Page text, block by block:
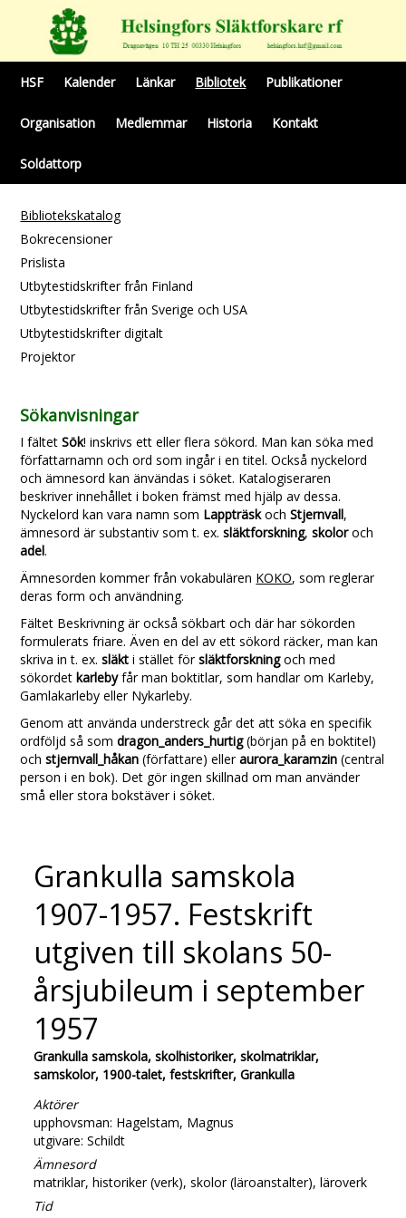
HSF Kalender Länkar Bibliotek Publikationer
Organisation Medlemmar Historia Kontakt
Soldattorp
Bibliotekskatalog
Bokrecensioner
Prislista
Utbytestidskrifter från Finland
Utbytestidskrifter från Sverige och USA
Utbytestidskrifter digitalt
Projektor
Sökanvisningar
I fältetSök! inskrivs ett eller flera sökord. Man kan söka med
författarnamn och ord som ingår i en titel. Också nyckelord
och ämnesord kan änvändas i söket. Katalogiseraren
beskriver innehållet i boken främst med hjälp av dessa.
Nyckelord kan vara namn som LappträskochStjernvall,
ämnesord är substantiv som t. ex.släktforskning,skoloroch
adel.
Ämnesorden kommer från vokabulären KOKO, som reglerar
deras form och användning.
Fältet Beskrivning är också sökbart och där har sökorden
formulerats friare. Även en del av ett sökord räcker, man kan
skriva in t. ex.släkti stället försläktforskningoch med
sökordetkarlebyfår man boktitlar, som handlar om Karleby,
Gamlakarleby eller Nykarleby.
Genom att använda understreck går det att söka en specifik
ordföljd så somdragon_anders_hurtig(början på en boktitel)
ochstjernvall_håkan (författare) elleraurora_karamzin (central
person i en bok). Det gör ingen skillnad om man använder
små eller stora bokstäver i söket.
Grankulla samskola
1907-1957. Festskrift
utgiven till skolans 50-
årsjubileum i september
1957
Grankulla samskola, skolhistoriker, skolmatriklar,
samskolor, 1900-talet, festskrifter, Grankulla
Aktörer
upphovsman: Hagelstam, Magnus
utgivare: Schildt
Ämnesord
matriklar, historiker (verk), skolor (läroanstalter), läroverk
Tid